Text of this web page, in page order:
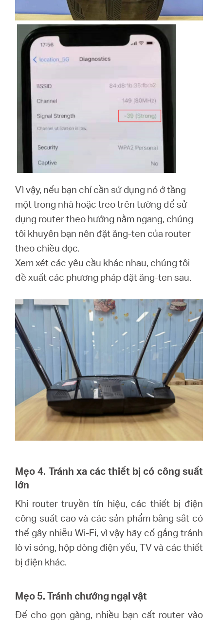
Vì vậy, nếu bạn chỉ cần sử dụng nó ở tầng
một trong nhà hoặc treo trên tường để sử
dụng router theo hướng nằm ngang, chúng
tôi khuyên bạn nên đặt ăng-ten của router
theo chiều dọc.
Xem xét các yêu cầu khác nhau, chúng tôi
đề xuất các phương pháp đặt ăng-ten sau.
Mẹo 4. Tránh xa các thiết bị có công suất
lớn
Khi router truyền tín hiệu, các thiết bị điện
công suất cao và các sản phẩm bằng sắt có
thể gây nhiễu Wi-Fi, vì vậy hãy cố gắng tránh
lò vi sóng, hộp dòng điện yếu, TV và các thiết
bị điện khác.
Mẹo 5. Tránh chướng ngại vật
Để cho gọn gàng, nhiều bạn cất router vào